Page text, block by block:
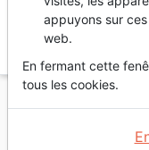
Accueil Livres
David, homme
appuyons sur
web.
En fermant cette
tous les cookies.